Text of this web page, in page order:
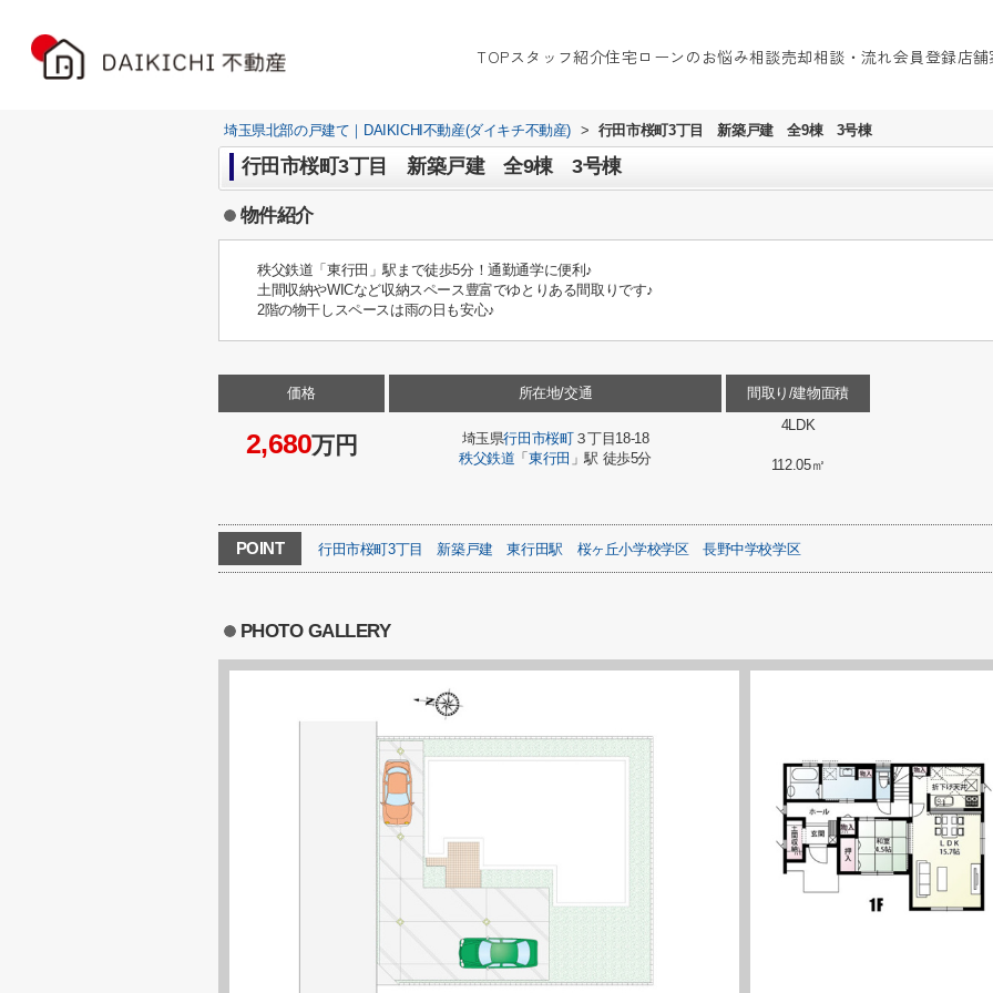
TOPスタッフ紹介住宅ローンのお悩み相談売却相談・流れ会員登録店
埼玉県北部の戸建て｜DAIKICHI不動産(ダイキチ不動産) > 行田市桜町3丁目 新築戸建 全9棟 3号棟
行田市桜町3丁目 新築戸建 全9棟 3号棟
物件紹介
秩父鉄道「東行田」駅まで徒歩5分！通勤通学に便利♪
土間収納やWICなど収納スペース豊富でゆとりある間取りです♪
2階の物干しスペースは雨の日も安心♪
価格
2,680万円
所在地/交通
埼玉県行田市桜町３丁目18-18
秩父鉄道 「 東行田 」駅 徒歩5分
間取り/建物面積
4LDK
112.05㎡
POINT 行田市桜町3丁目 新築戸建 東行田駅 桜ヶ丘小学校学区 長野中学校学区
PHOTO GALLERY